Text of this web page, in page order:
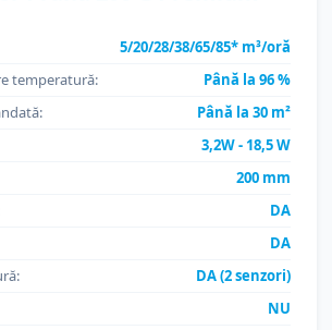
5/20/28/38/65/85* m³/oră
temperatură:
Până la 96 %
Până la 30 m²
3,2W - 18,5 W
200 mm
DA
DA
DA (2 senzori)
NU